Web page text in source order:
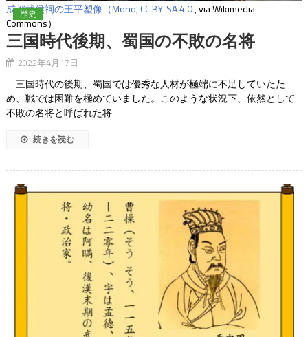
成都武侯祠の王平塑像（Morio,CC BY-SA 4.0, via Wikimedia
Commons）
歴史
三国時代後期、蜀国の不敗の名将
2022年4月17日
三国時代の後期、蜀国では優秀な人材が極端に不足していたた
め、戦では困難を極めていました。このような状況下、依然として
不敗の名将と呼ばれた将
続きを読む